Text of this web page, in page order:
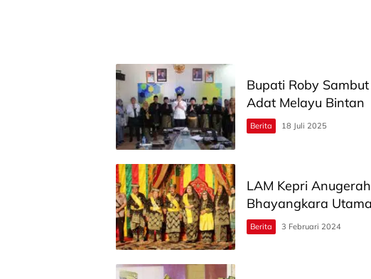
Bupati Roby
Adat Melayu Bintan
Berita 18 Juli 2025
LAM Kepri
Bhayangkara
Berita 3 Februari 2024